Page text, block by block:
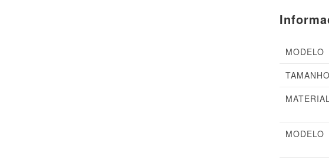
MODELO
TAMANHO
MODELO